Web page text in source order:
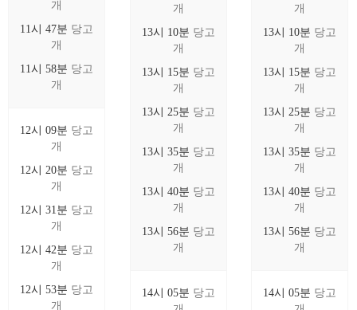
개
11시 47분 당고
개
11시 58분 당고
개
12시 09분 당고
개
12시 20분 당고
개
12시 31분 당고
개
12시 42분 당고
개
12시 53분 당고
개
개
13시 10분 당고
개
13시 15분 당고
개
13시 25분 당고
개
13시 35분 당고
개
13시 40분 당고
개
13시 56분 당고
개
14시 05분 당고
개
13시 10분 당고
개
13시 15분 당고
개
13시 25분 당고
개
13시 35분 당고
개
13시 40분 당고
개
13시 56분 당고
개
14시 05분 당고